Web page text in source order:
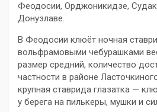
Феодосии, Орджоникидзе,
Донузлаве.
В Феодосии клюёт ночная
вольфрамовыми чебурашками
размер средний, количество
частности в районе
крупная ставрида глазатка —
у берега на пилькеры, мушки и